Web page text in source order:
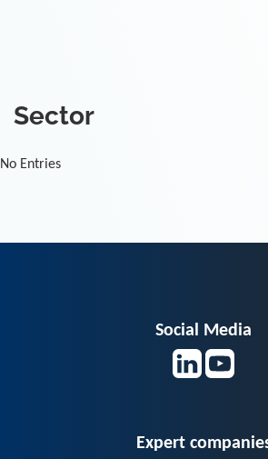
Sector
No Entries
Social Media
Expert